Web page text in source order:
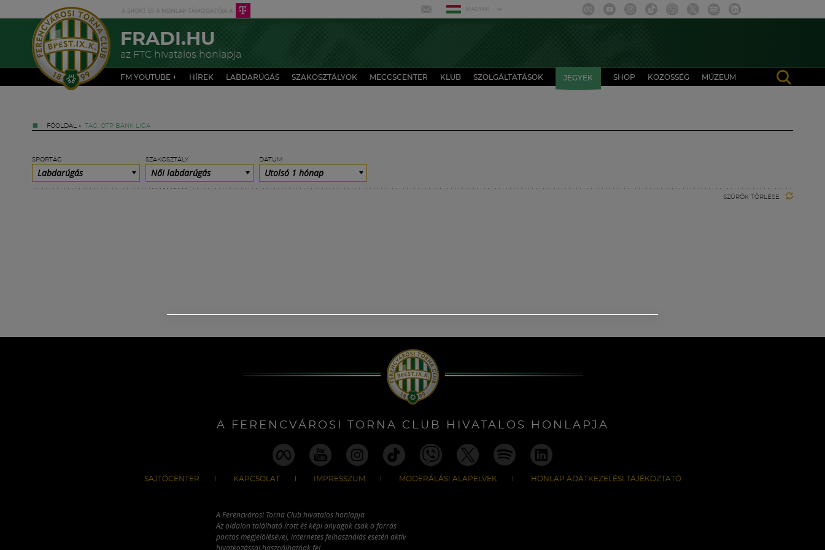
MAGYAR
FRADI.HU
az FTC hivatalos honlapja
FM YOUTUBE + HÍREK LABDARÚGÁS SZAKOSZTÁLYOK MECCSCENTER KLUB SZOLGÁLTATÁSOK JEGYEK SHOP KÖZÖSSÉG MÚZEUM
FŐOLDAL » TAG: OTP BANK LIGA
SPORTÁG
Labdarúgás
SZAKOSZTÁLY
Női labdarúgás
DÁTUM
Utolsó 1 hónap
SZŰRŐK TÖRLÉSE
A FERENCVÁROSI TORNA CLUB HIVATALOS HONLAPJA
SAJTÓCENTER KAPCSOLAT IMPRESSZUM MODERÁLÁSI ALAPELVEK HONLAP ADATKEZELÉSI TÁJÉKOZTATÓ
A Ferencvárosi Torna Club hivatalos honlapja
Az oldalon található írott és képi anyagok csak a forrás
pontos megjelölésével, internetes felhasználás esetén aktív
hivatkozással használhatóak fel.